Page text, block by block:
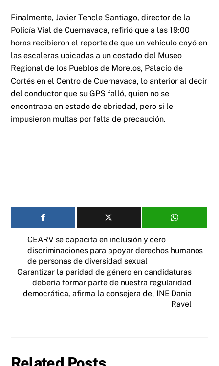
Finalmente, Javier Tencle Santiago, director de la
Policía Vial de Cuernavaca, refirió que a las 19:00
horas recibieron el reporte de que un vehículo cayó en
las escaleras ubicadas a un costado del Museo
Regional de los Pueblos de Morelos, Palacio de
Cortés en el Centro de Cuernavaca, lo anterior al decir
del conductor que su GPS falló, quien no se
encontraba en estado de ebriedad, pero si le
impusieron multas por falta de precaución.
CEARV se capacita en inclusión y cero
discriminaciones para apoyar derechos humanos
de personas de diversidad sexual
Garantizar la paridad de género en candidaturas
debería formar parte de nuestra regularidad
democrática, afirma la consejera del INE Dania
Ravel